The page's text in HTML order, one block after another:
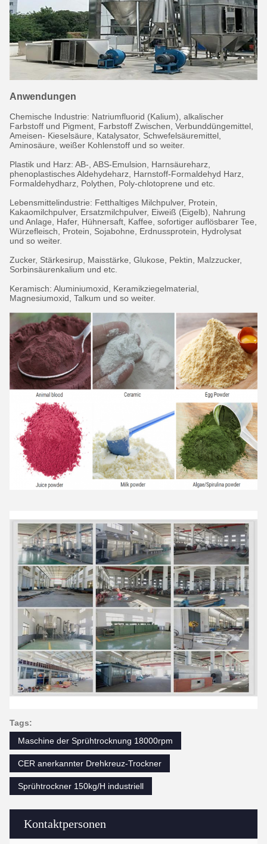
Kontaktpersonen
Anwendungen
Chemische Industrie: Natriumfluorid (Kalium), alkalischer
Farbstoff und Pigment, Farbstoff Zwischen, Verbunddüngemittel,
Ameisen- Kieselsäure, Katalysator, Schwefelsäuremittel,
Aminosäure, weißer Kohlenstoff und so weiter.
Plastik und Harz: AB-, ABS-Emulsion, Harnsäureharz,
phenoplastisches Aldehydeharz, Harnstoff-Formaldehyd Harz,
Formaldehydharz, Polythen, Poly-chlotoprene und etc.
Lebensmittelindustrie: Fetthaltiges Milchpulver, Protein,
Kakaomilchpulver, Ersatzmilchpulver, Eiweiß (Eigelb), Nahrung
und Anlage, Hafer, Hühnersaft, Kaffee, sofortiger auflösbarer Tee,
Würzefleisch, Protein, Sojabohne, Erdnussprotein, Hydrolysat
und so weiter.
Zucker, Stärkesirup, Maisstärke, Glukose, Pektin, Malzzucker,
Sorbinsäurenkalium und etc.
Keramisch: Aluminiumoxid, Keramikziegelmaterial,
Magnesiumoxid, Talkum und so weiter.
Tags:
Maschine der Sprühtrocknung 18000rpm
CER anerkannter Drehkreuz-Trockner
Sprühtrockner 150kg/H industriell